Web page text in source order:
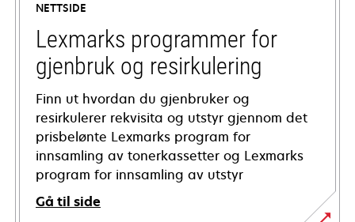
new
tab
NETTSIDE
Lexmarks programmer for
gjenbruk og resirkulering
Finn ut hvordan du gjenbruker og
resirkulerer rekvisita og utstyr gjennom det
prisbelønte Lexmarks program for
innsamling av tonerkassetter og Lexmarks
program for innsamling av utstyr
Gå til side